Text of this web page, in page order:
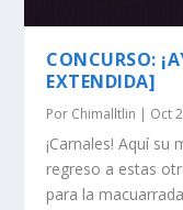
CONCURSO:
EXTENDIDA]
Por Chimalltlin | Oct
¡Carnales! Aquí
regreso a estas
para la